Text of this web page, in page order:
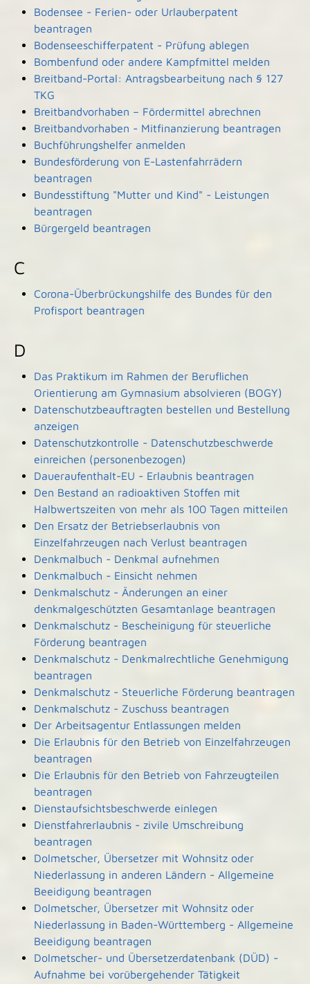
Bodensee - Ferien- oder Urlauberpatent
beantragen
Bodenseeschifferpatent - Prüfung ablegen
Bombenfund oder andere Kampfmittel melden
Breitband-Portal: Antragsbearbeitung nach § 127
TKG
Breitbandvorhaben – Fördermittel abrechnen
Breitbandvorhaben - Mitfinanzierung beantragen
Buchführungshelfer anmelden
Bundesförderung von E-Lastenfahrrädern
beantragen
Bundesstiftung "Mutter und Kind" - Leistungen
beantragen
Bürgergeld beantragen
C
Corona-Überbrückungshilfe des Bundes für den
Profisport beantragen
D
Das Praktikum im Rahmen der Beruflichen
Orientierung am Gymnasium absolvieren (BOGY)
Datenschutzbeauftragten bestellen und Bestellung
anzeigen
Datenschutzkontrolle - Datenschutzbeschwerde
einreichen (personenbezogen)
Daueraufenthalt-EU - Erlaubnis beantragen
Den Bestand an radioaktiven Stoffen mit
Halbwertszeiten von mehr als 100 Tagen mitteilen
Den Ersatz der Betriebserlaubnis von
Einzelfahrzeugen nach Verlust beantragen
Denkmalbuch - Denkmal aufnehmen
Denkmalbuch - Einsicht nehmen
Denkmalschutz - Änderungen an einer
denkmalgeschützten Gesamtanlage beantragen
Denkmalschutz - Bescheinigung für steuerliche
Förderung beantragen
Denkmalschutz - Denkmalrechtliche Genehmigung
beantragen
Denkmalschutz - Steuerliche Förderung beantragen
Denkmalschutz - Zuschuss beantragen
Der Arbeitsagentur Entlassungen melden
Die Erlaubnis für den Betrieb von Einzelfahrzeugen
beantragen
Die Erlaubnis für den Betrieb von Fahrzeugteilen
beantragen
Dienstaufsichtsbeschwerde einlegen
Dienstfahrerlaubnis - zivile Umschreibung
beantragen
Dolmetscher, Übersetzer mit Wohnsitz oder
Niederlassung in anderen Ländern - Allgemeine
Beeidigung beantragen
Dolmetscher, Übersetzer mit Wohnsitz oder
Niederlassung in Baden-Württemberg - Allgemeine
Beeidigung beantragen
Dolmetscher- und Übersetzerdatenbank (DÜD) -
Aufnahme bei vorübergehender Tätigkeit